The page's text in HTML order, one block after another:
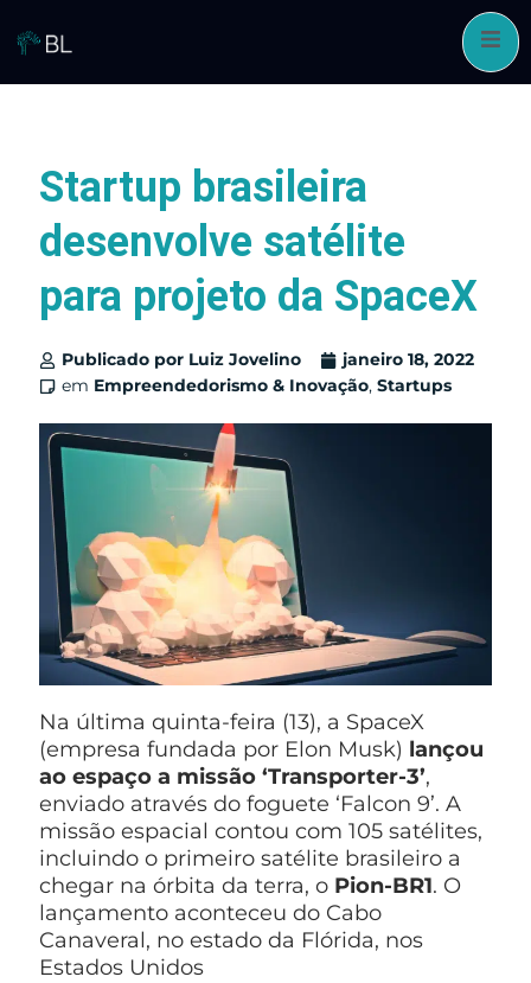
Pular
para
Startup brasileira
desenvolve satélite
para projeto da SpaceX
Publicado por Luiz Jovelino
janeiro 18, 2022
em Empreendedorismo & Inovação, Startups
Na última quinta-feira (13), a SpaceX
(empresa fundada por Elon Musk) lançou
ao espaço a missão ‘Transporter-3’,
enviado através do foguete ‘Falcon 9’. A
missão espacial contou com 105 satélites,
incluindo o primeiro satélite brasileiro a
chegar na órbita da terra, o Pion-BR1. O
lançamento aconteceu do Cabo
Canaveral, no estado da Flórida, nos
Estados Unidos